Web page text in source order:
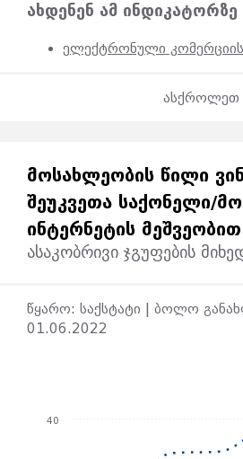
ახდენენ ამ ინდიკატორზე
ელექტრონული
ასქროლეთ
ᲛᲝᲡᲐᲮᲚᲔᲝᲑᲘᲡ ᲬᲘᲚᲘ
ᲨᲔᲣᲙᲕᲔᲗᲐ ᲡᲐᲥᲝᲜᲔᲚᲘ/
ᲘᲜᲢᲔᲠᲜᲔᲢᲘᲡ ᲛᲔᲨᲕᲔᲝᲑᲘᲗ
ასაკობრივი ჯგუფების
წყარო: საქსტატი | ბოლო
01.06.2022
40